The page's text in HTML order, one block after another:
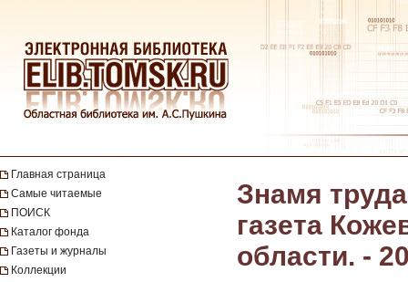
Главная страница
Самые читаемые
ПОИСК
Каталог фонда
Газеты и журналы
Коллекции
Знамя
газета
области. -